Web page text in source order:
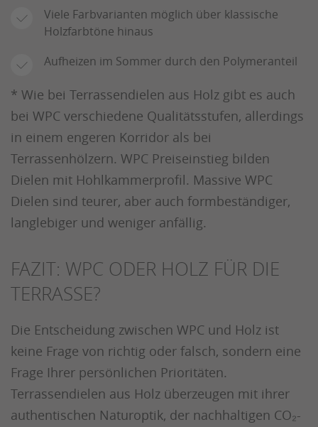
Viele Farbvarianten möglich über klassische
Holzfarbtöne hinaus
Aufheizen im Sommer durch den Polymeranteil
* Wie bei Terrassendielen aus Holz gibt es auch
bei WPC verschiedene Qualitätsstufen, allerdings
in einem engeren Korridor als bei
Terrassenhölzern. WPC Preiseinstieg bilden
Dielen mit Hohlkammerprofil. Massive WPC
Dielen sind teurer, aber auch formbeständiger,
langlebiger und weniger anfällig.
FAZIT: WPC ODER HOLZ FÜR DIE
TERRASSE?
Die Entscheidung zwischen WPC und Holz ist
keine Frage von richtig oder falsch, sondern eine
Frage Ihrer persönlichen Prioritäten.
Terrassendielen aus Holz überzeugen mit ihrer
authentischen Naturoptik, der nachhaltigen CO₂-